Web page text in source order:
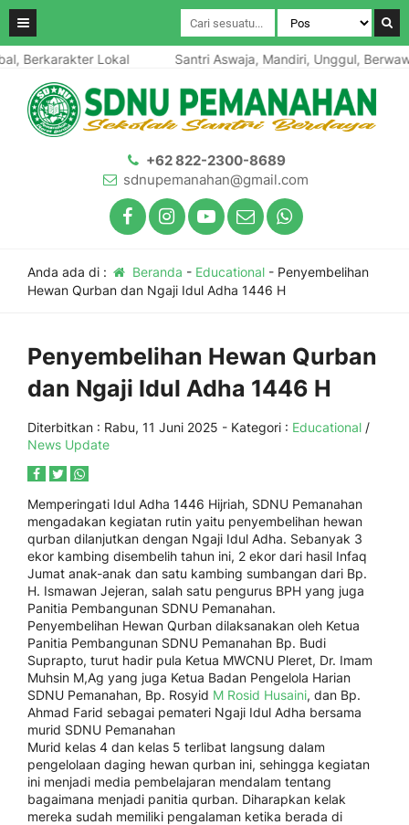
Berkarakter Lokal Santri Aswaja, Mandiri, Unggul,
+62 822-2300-8689
sdnupemanahan@gmail.com
Anda ada di : Beranda - Educational- Penyembelihan
Hewan Qurban dan Ngaji Idul Adha 1446 H
Penyembelihan Hewan Qurban
dan Ngaji Idul Adha 1446 H
Diterbitkan : Rabu, 11 Juni 2025 - Kategori : Educational /
News Update
Memperingati Idul Adha 1446 Hijriah, SDNU Pemanahan
mengadakan kegiatan rutin yaitu penyembelihan hewan
qurban dilanjutkan dengan Ngaji Idul Adha. Sebanyak 3
ekor kambing disembelih tahun ini, 2 ekor dari hasil Infaq
Jumat anak-anak dan satu kambing sumbangan dari Bp.
H. Ismawan Jejeran, salah satu pengurus BPH yang juga
Panitia Pembangunan SDNU Pemanahan.
Penyembelihan Hewan Qurban dilaksanakan oleh Ketua
Panitia Pembangunan SDNU Pemanahan Bp. Budi
Suprapto, turut hadir pula Ketua MWCNU Pleret, Dr. Imam
Muhsin M,Ag yang juga Ketua Badan Pengelola Harian
SDNU Pemanahan, Bp. Rosyid M Rosid Husaini, dan Bp.
Ahmad Farid sebagai pemateri Ngaji Idul Adha bersama
murid SDNU Pemanahan
Murid kelas 4 dan kelas 5 terlibat langsung dalam
pengelolaan daging hewan qurban ini, sehingga kegiatan
ini menjadi media pembelajaran mendalam tentang
bagaimana menjadi panitia qurban. Diharapkan kelak
mereka sudah memiliki pengalaman ketika berada di